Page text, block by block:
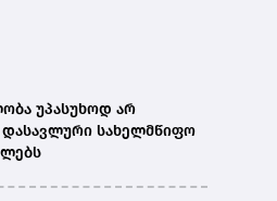
უპასუხოდ არ
სახელმწიფო